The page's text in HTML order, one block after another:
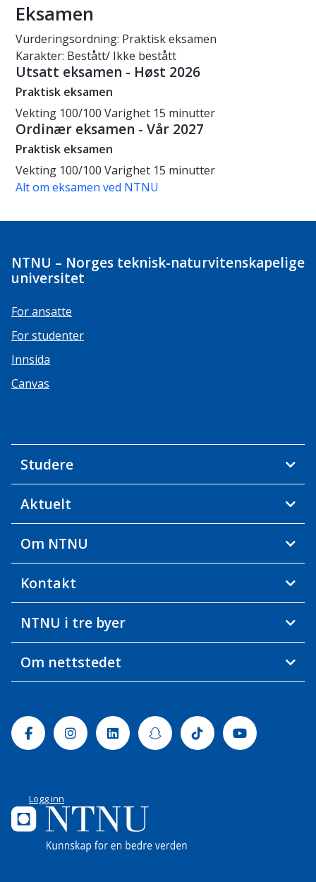
Eksamen
Vurderingsordning: Praktisk eksamen
Karakter: Bestått/ Ikke bestått
Utsatt eksamen - Høst 2026
Praktisk eksamen
Vekting 100/100 Varighet 15 minutter
Ordinær eksamen - Vår 2027
Praktisk eksamen
Vekting 100/100 Varighet 15 minutter
Alt om eksamen ved NTNU
NTNU – Norges teknisk-naturvitenskapelige
universitet
For ansatte
For studenter
Innsida
Canvas
Studere
Aktuelt
Om NTNU
Kontakt
NTNU i tre byer
Om nettstedet
FacebookInstagramLinkedinSnapchatTiktok Youtube
Logg inn